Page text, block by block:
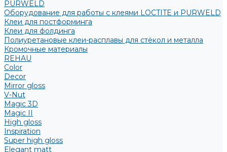
PURWELD
Оборудование для работы с клеями LOCTITE и PURWELD
Клеи для постформинга
Клеи для фолдинга
Полиуретановые клеи-расплавы для стёкол и металла
Кромочные материалы
REHAU
Color
Decor
Mirror gloss
V-Nut
Magic 3D
Magic II
High gloss
Inspiration
Super high gloss
Elegant matt